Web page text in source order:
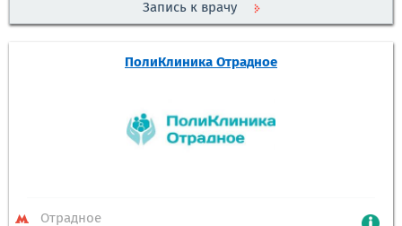
Запись к врачу
ПолиКлиника Отрадное
Отрадное